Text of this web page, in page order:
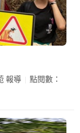
報導
點閱數：